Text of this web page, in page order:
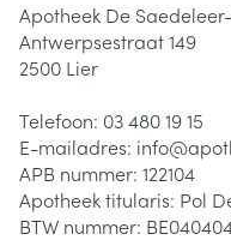
Apotheek De
Antwerpsestraat 149
2500 Lier
Telefoon: 03 480 19 15
E-mailadres: info@
APB nummer: 122104
Apotheek titularis: Pol
BTW nummer: